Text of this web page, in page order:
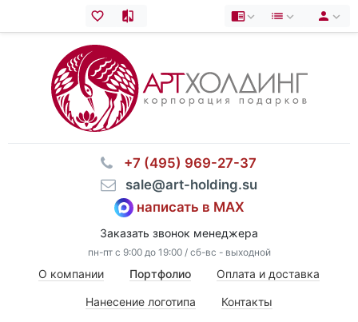
⠀+7 (495) 969-27-37
⠀sale@art-holding.su
написать в MAX
Заказать звонок менеджера
пн-пт с 9:00 до 19:00 / сб-вс - выходной
О компании Портфолио Оплата и доставка
Нанесение логотипа Контакты